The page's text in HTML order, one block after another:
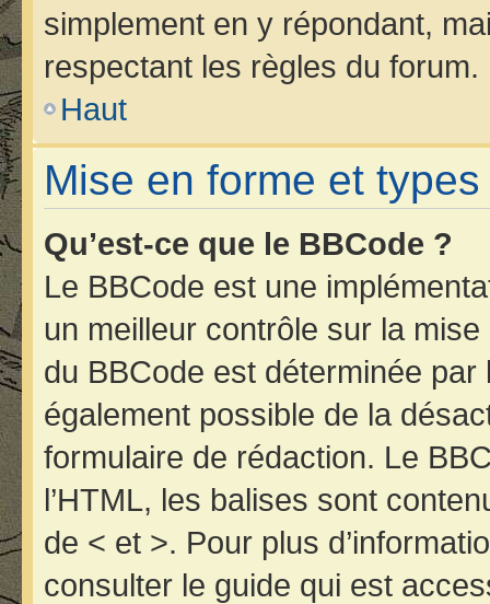
simplement en y répondant,
respectant les règles du forum.
Haut
Mise en forme et
Qu’est-ce que le BBCode ?
Le BBCode est une
un meilleur contrôle sur la mise
du BBCode est déterminée par
également possible de la
formulaire de rédaction. Le
l’HTML, les balises sont
de < et >. Pour plus
consulter le guide qui est